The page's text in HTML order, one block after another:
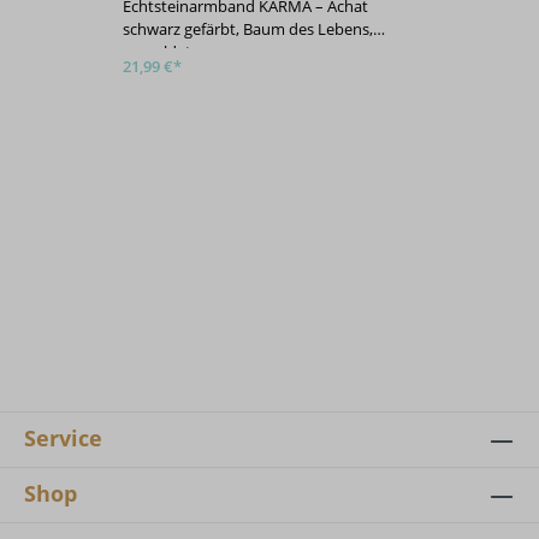
Echtsteinarmband KARMA – Achat
schwarz gefärbt, Baum des Lebens,
vergoldet
21,99 €*
Service
Shop